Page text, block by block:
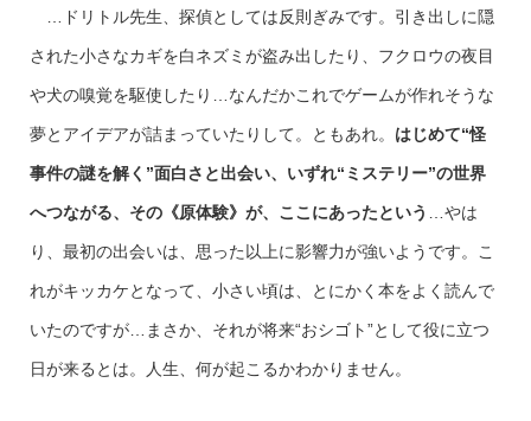
…ドリトル先生、探偵としては反則ぎみです。引き出しに隠
された小さなカギを白ネズミが盗み出したり、フクロウの夜目
や犬の嗅覚を駆使したり…なんだかこれでゲームが作れそうな
夢とアイデアが詰まっていたりして。ともあれ。 はじめて“怪
事件の謎を解く”面白さと出会い、いずれ“ミステリー”の世界
へつながる、その《原体験》が、ここにあったという …やは
り、最初の出会いは、思った以上に影響力が強いようです。こ
れがキッカケとなって、小さい頃は、とにかく本をよく読んで
いたのですが…まさか、それが将来“おシゴト”として役に立つ
日が来るとは。人生、何が起こるかわかりません。